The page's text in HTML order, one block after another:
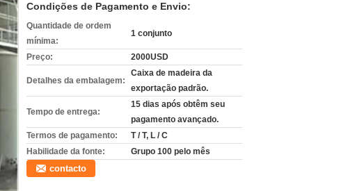
Condições de Pagamento e Envio:
Quantidade de ordem
mínima:
1 conjunto
Preço: 2000USD
Detalhes da embalagem:
Caixa de madeira da
exportação padrão.
Tempo de entrega:
15 dias após obtêm seu
pagamento avançado.
Termos de pagamento:
T / T, L / C
Habilidade da fonte:
Grupo 100 pelo mês
contacto